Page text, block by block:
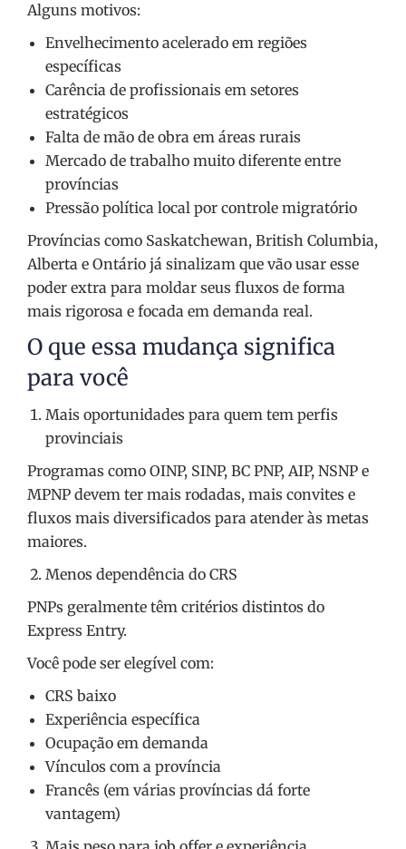
Alguns motivos:
Envelhecimento acelerado em regiões
específicas
Carência de profissionais em setores
estratégicos
Falta de mão de obra em áreas rurais
Mercado de trabalho muito diferente entre
províncias
Pressão política local por controle migratório
Províncias como Saskatchewan, British Columbia,
Alberta e Ontário já sinalizam que vão usar esse
poder extra para moldar seus fluxos de forma
mais rigorosa e focada em demanda real.
O que essa mudança significa
para você
Mais oportunidades para quem tem perfis
provinciais
Programas como OINP, SINP, BC PNP, AIP, NSNP e
MPNP devem ter mais rodadas, mais convites e
fluxos mais diversificados para atender às metas
maiores.
Menos dependência do CRS
PNPs geralmente têm critérios distintos do
Express Entry.
Você pode ser elegível com:
CRS baixo
Experiência específica
Ocupação em demanda
Vínculos com a província
Francês (em várias províncias dá forte
vantagem)